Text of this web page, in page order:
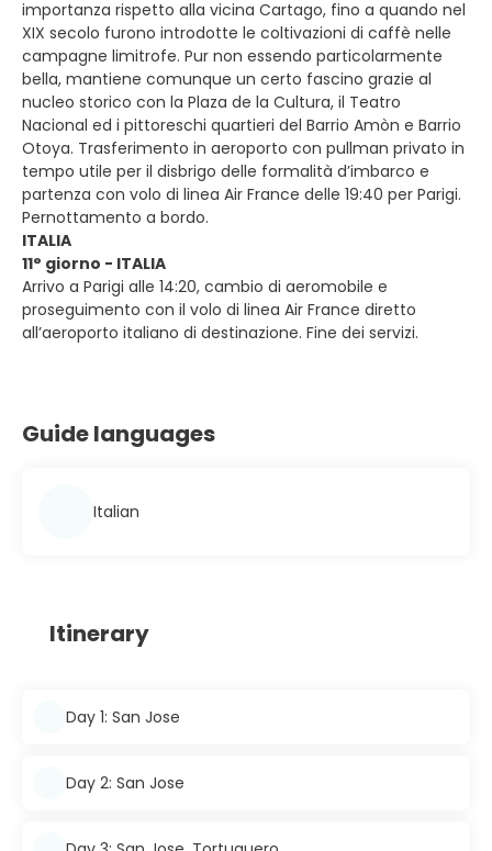
importanza rispetto alla vicina Cartago, fino a quando nel
XIX secolo furono introdotte le coltivazioni di caffè nelle
campagne limitrofe. Pur non essendo particolarmente
bella, mantiene comunque un certo fascino grazie al
nucleo storico con la Plaza de la Cultura, il Teatro
Nacional ed i pittoreschi quartieri del Barrio Amòn e Barrio
Otoya. Trasferimento in aeroporto con pullman privato in
tempo utile per il disbrigo delle formalità d’imbarco e
partenza con volo di linea Air France delle 19:40 per Parigi.
Pernottamento a bordo.
ITALIA
11° giorno - ITALIA
Arrivo a Parigi alle 14:20, cambio di aeromobile e
proseguimento con il volo di linea Air France diretto
all’aeroporto italiano di destinazione. Fine dei servizi.
Guide languages
Italian
Itinerary
Day 1: San Jose
Day 2: San Jose